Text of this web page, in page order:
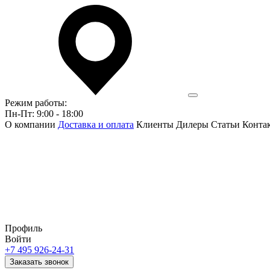
Режим работы:
Пн-Пт: 9:00 - 18:00
О компании Доставка и оплата Клиенты Дилеры Статьи
Профиль
Войти
+7 495 926-24-31
Заказать звонок